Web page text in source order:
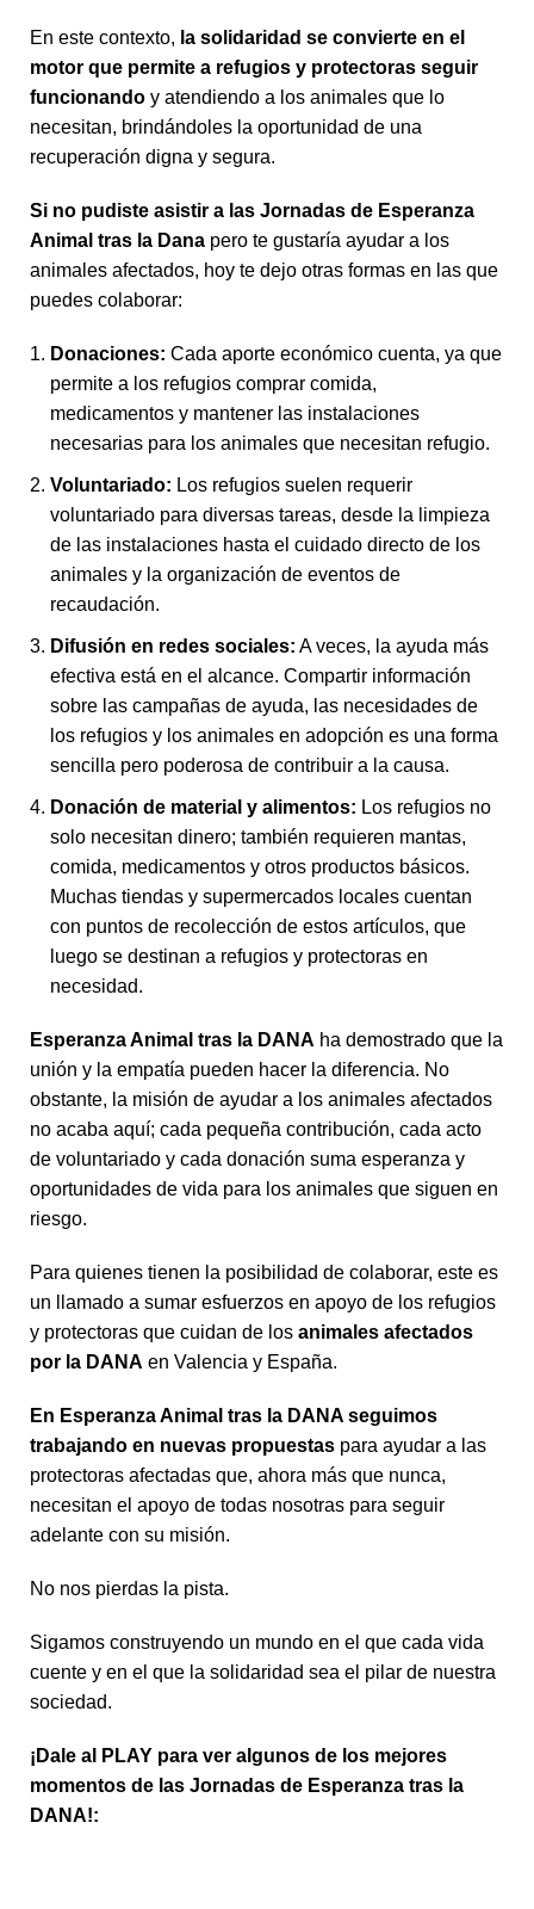
En este contexto, la solidaridad se convierte en el
motor que permite a refugios y protectoras seguir
funcionando y atendiendo a los animales que lo
necesitan, brindándoles la oportunidad de una
recuperación digna y segura.
Si no pudiste asistir a las Jornadas de Esperanza
Animal tras la Dana pero te gustaría ayudar a los
animales afectados, hoy te dejo otras formas en las que
puedes colaborar:
Donaciones: Cada aporte económico cuenta, ya que
permite a los refugios comprar comida,
medicamentos y mantener las instalaciones
necesarias para los animales que necesitan refugio.
Voluntariado: Los refugios suelen requerir
voluntariado para diversas tareas, desde la limpieza
de las instalaciones hasta el cuidado directo de los
animales y la organización de eventos de
recaudación.
Difusión en redes sociales: A veces, la ayuda más
efectiva está en el alcance. Compartir información
sobre las campañas de ayuda, las necesidades de
los refugios y los animales en adopción es una forma
sencilla pero poderosa de contribuir a la causa.
Donación de material y alimentos: Los refugios no
solo necesitan dinero; también requieren mantas,
comida, medicamentos y otros productos básicos.
Muchas tiendas y supermercados locales cuentan
con puntos de recolección de estos artículos, que
luego se destinan a refugios y protectoras en
necesidad.
Esperanza Animal tras la DANA ha demostrado que la
unión y la empatía pueden hacer la diferencia. No
obstante, la misión de ayudar a los animales afectados
no acaba aquí; cada pequeña contribución, cada acto
de voluntariado y cada donación suma esperanza y
oportunidades de vida para los animales que siguen en
riesgo.
Para quienes tienen la posibilidad de colaborar, este es
un llamado a sumar esfuerzos en apoyo de los refugios
y protectoras que cuidan de los animales afectados
por la DANA en Valencia y España.
En Esperanza Animal tras la DANA seguimos
trabajando en nuevas propuestas para ayudar a las
protectoras afectadas que, ahora más que nunca,
necesitan el apoyo de todas nosotras para seguir
adelante con su misión.
No nos pierdas la pista.
Sigamos construyendo un mundo en el que cada vida
cuente y en el que la solidaridad sea el pilar de nuestra
sociedad.
¡Dale al PLAY para ver algunos de los mejores
momentos de las Jornadas de Esperanza tras la
DANA!: